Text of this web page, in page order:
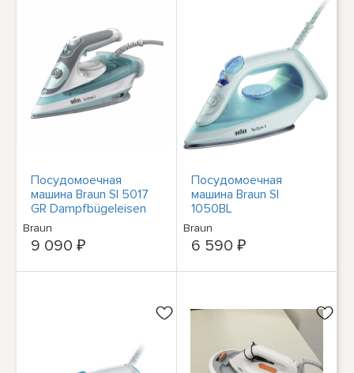
Посудомоечная
машина Braun SI 5017
GR Dampfbügeleisen
FreeGlide 3D
Selbstreinigungsfunction
2700 Вт
Braun
9 090 ₽
Посудомоечная
машина Braun SI
1050BL
Braun
6 590 ₽